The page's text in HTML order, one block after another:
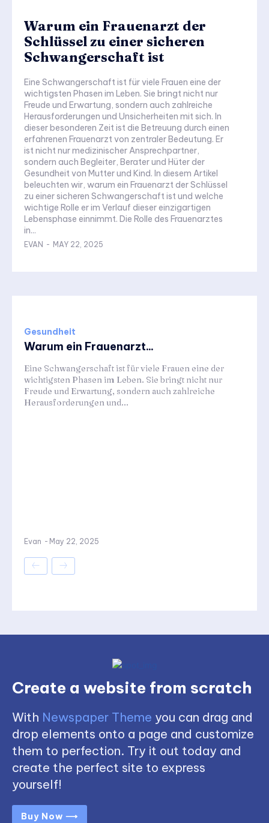
Warum ein Frauenarzt der
Schlüssel zu einer sicheren
Schwangerschaft ist
Eine Schwangerschaft ist für viele Frauen eine der
wichtigsten Phasen im Leben. Sie bringt nicht nur
Freude und Erwartung, sondern auch zahlreiche
Herausforderungen und Unsicherheiten mit sich. In
dieser besonderen Zeit ist die Betreuung durch einen
erfahrenen Frauenarzt von zentraler Bedeutung. Er
ist nicht nur medizinischer Ansprechpartner,
sondern auch Begleiter, Berater und Hüter der
Gesundheit von Mutter und Kind. In diesem Artikel
beleuchten wir, warum ein Frauenarzt der Schlüssel
zu einer sicheren Schwangerschaft ist und welche
wichtige Rolle er im Verlauf dieser einzigartigen
Lebensphase einnimmt. Die Rolle des Frauenarztes
in...
EVAN - MAY 22, 2025
Gesundheit
Warum ein Frauenarzt...
Eine Schwangerschaft ist für viele Frauen eine der
wichtigsten Phasen im Leben. Sie bringt nicht nur
Freude und Erwartung, sondern auch zahlreiche
Herausforderungen und...
Evan - May 22, 2025
Create a website from scratch
With Newspaper Theme you can drag and
drop elements onto a page and customize
them to perfection. Try it out today and
create the perfect site to express
yourself!
Buy Now ⟶